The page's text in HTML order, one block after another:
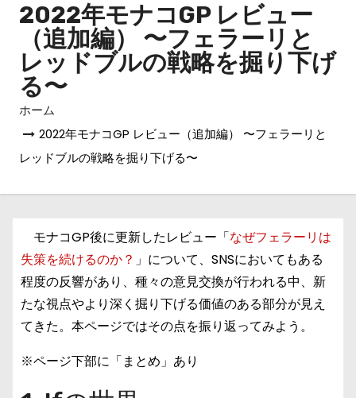
2022年モナコGP レビュー
（追加編） 〜フェラーリと
レッドブルの戦略を掘り下げ
る〜
ホーム
2022年モナコGP レビュー（追加編） 〜フェラーリと
レッドブルの戦略を掘り下げる〜
モナコGP後に更新したレビュー「なぜフェラーリは
失策を続けるのか？ 」について、SNSにおいてもある
程度の反響があり、種々の意見交換が行われる中、新
たな視点やより深く掘り下げる価値のある部分が見え
てきた。本ページではその点を振り返ってみよう。
※ページ下部に「まとめ」あり